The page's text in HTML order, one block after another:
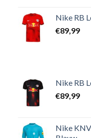
Nike RB
€89,99
Nike RB
€89,99
Nike